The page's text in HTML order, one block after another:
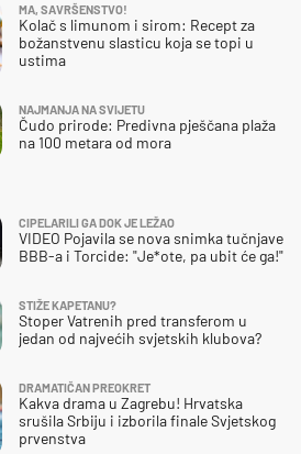
CIPELARILI GA DOK JE LEŽAO
VIDEO Pojavila se nova snimka tučnjave
BBB-a i Torcide: "Je*ote, pa ubit će ga!"
STIŽE KAPETANU?
Stoper Vatrenih pred transferom u
jedan od najvećih svjetskih klubova?
DRAMATIČAN PREOKRET
Kakva drama u Zagrebu! Hrvatska
srušila Srbiju i izborila finale Svjetskog
prvenstva
MA, SAVRŠENSTVO!
Kolač s limunom i sirom: Recept za
božanstvenu slasticu koja se topi u
ustima
NAJMANJA NA SVIJETU
Čudo prirode: Predivna pješčana plaža
na 100 metara od mora